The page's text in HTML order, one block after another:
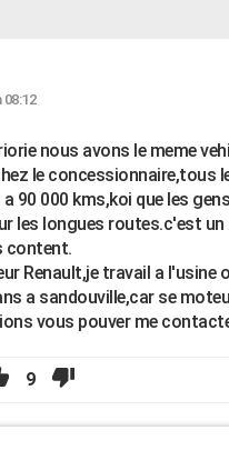
08:12
nous avons le meme
le concessionnaire,tous
90 000 kms,koi que les
les longues routes.c'est
content.
Renault,je travail a l'usine
a sandouville,car se
vous pouver me
9